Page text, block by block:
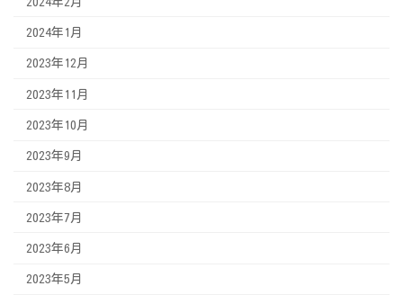
2024年1月
2023年12月
2023年11月
2023年10月
2023年9月
2023年8月
2023年7月
2023年6月
2023年5月